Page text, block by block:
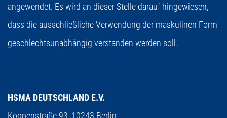
angewendet. Es wird an dieser Stelle darauf hingewiesen,
dass die ausschließliche Verwendung der maskulinen Form
geschlechtsunabhängig verstanden werden soll.
HSMA DEUTSCHLAND E.V.
Koppenstraße 93, 10243 Berlin